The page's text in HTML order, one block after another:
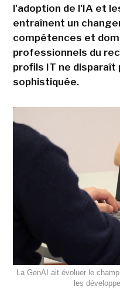
l'adoption de l'IA et
entraînent un
compétences et
professionnels du
profils IT ne disparaît
sophistiquée.
La GenAI ait évoluer le
les